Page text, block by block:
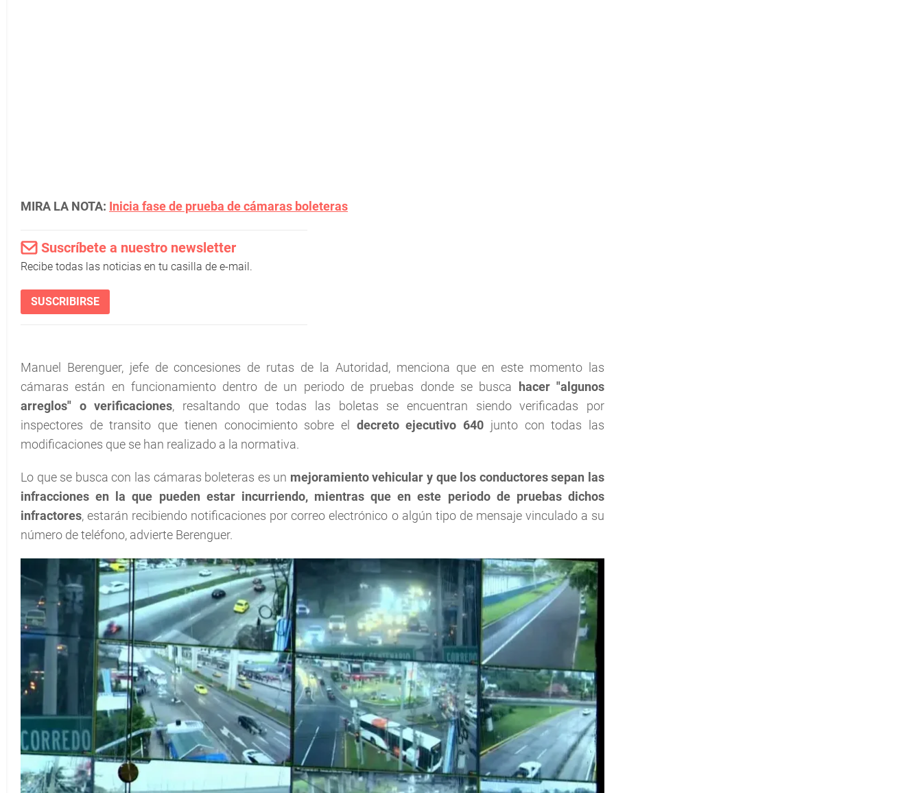
MIRA LA NOTA: Inicia fase de prueba de cámaras boleteras
Suscríbete a nuestro newsletter
Recibe todas las noticias en tu casilla de e-mail.
SUSCRIBIRSE
Manuel Berenguer, jefe de concesiones de rutas de la Autoridad, menciona que en este momento las
cámaras están en funcionamiento dentro de un periodo de pruebas donde se busca hacer "algunos
arreglos" o verificaciones, resaltando que todas las boletas se encuentran siendo verificadas por
inspectores de transito que tienen conocimiento sobre el decreto ejecutivo 640 junto con todas las
modificaciones que se han realizado a la normativa.
Lo que se busca con las cámaras boleteras es un mejoramiento vehicular y que los conductores sepan las
infracciones en la que pueden estar incurriendo, mientras que en este periodo de pruebas dichos
infractores, estarán recibiendo notificaciones por correo electrónico o algún tipo de mensaje vinculado a su
número de teléfono, advierte Berenguer.